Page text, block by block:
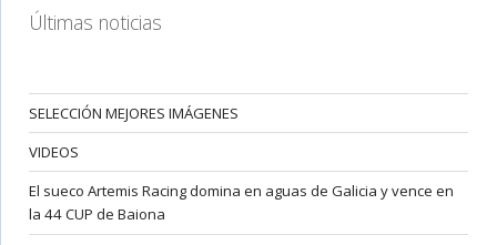
Últimas noticias
SELECCIÓN MEJORES IMÁGENES
VIDEOS
El sueco Artemis Racing domina en aguas de Galicia y vence en
la 44 CUP de Baiona